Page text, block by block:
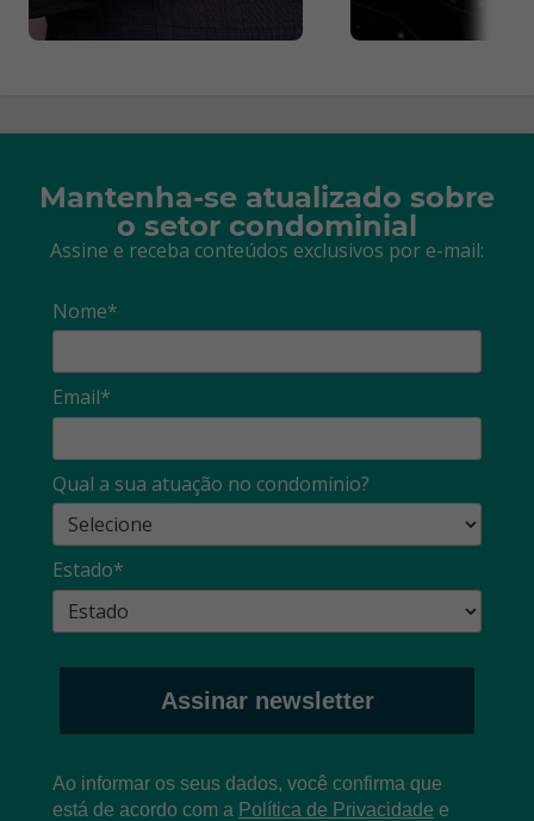
Mantenha-se atualizado sobre
o setor condominial
Assine e receba conteúdos exclusivos por e-mail:
Nome*
Email*
Qual a sua atuação no condomínio?
Estado*
Assinar newsletter
Ao informar os seus dados, você confirma que
está de acordo com a Política de Privacidade e